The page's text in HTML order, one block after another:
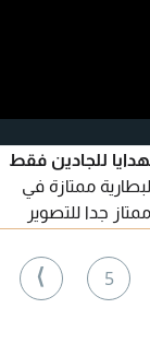
للجادين فقط
النظافة آيفون 11 مساحة ممتازة 128 البطارية ممتازة في
جدا للتصوير
5
⟩